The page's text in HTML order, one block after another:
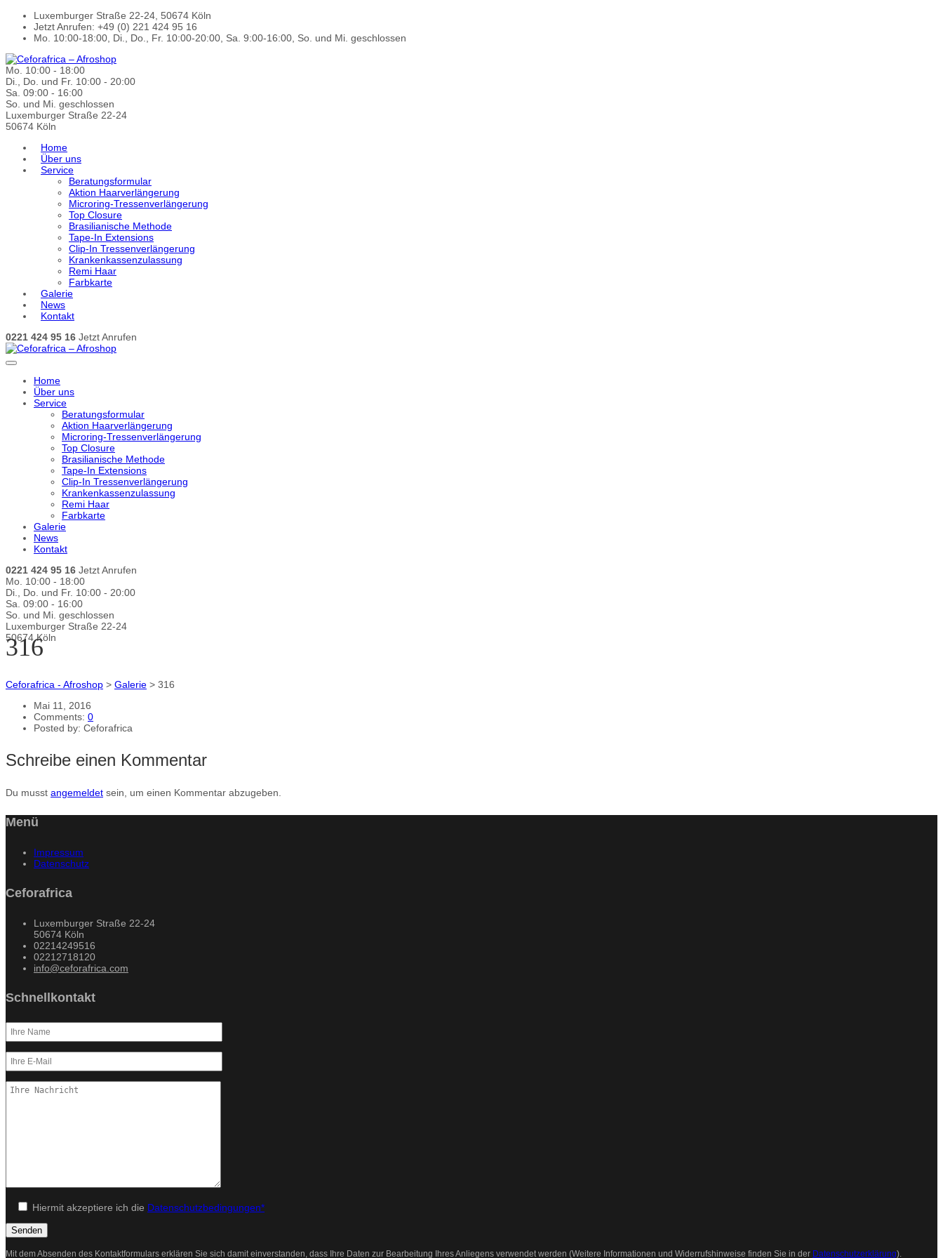
Luxemburger Straße 22-24, 50674 Köln
Jetzt Anrufen: +49 (0) 221 424 95 16
Mo. 10:00-18:00, Di., Do., Fr. 10:00-20:00, Sa. 9:00-16:00, So. und Mi. geschlossen
Mo. 10:00 - 18:00
Di., Do. und Fr. 10:00 - 20:00
Sa. 09:00 - 16:00
So. und Mi. geschlossen
Luxemburger Straße 22-24
50674 Köln
Home
Über uns
Service
Beratungsformular
Aktion Haarverlängerung
Microring-Tressenverlängerung
Top Closure
Brasilianische Methode
Tape-In Extensions
Clip-In Tressenverlängerung
Krankenkassenzulassung
Remi Haar
Farbkarte
Galerie
News
Kontakt
0221 424 95 16 Jetzt Anrufen
Home
Über uns
Service
Beratungsformular
Aktion Haarverlängerung
Microring-Tressenverlängerung
Top Closure
Brasilianische Methode
Tape-In Extensions
Clip-In Tressenverlängerung
Krankenkassenzulassung
Remi Haar
Farbkarte
Galerie
News
Kontakt
0221 424 95 16 Jetzt Anrufen
Mo. 10:00 - 18:00
Di., Do. und Fr. 10:00 - 20:00
Sa. 09:00 - 16:00
So. und Mi. geschlossen
Luxemburger Straße 22-24
50674 Köln
316
Ceforafrica - Afroshop > Galerie > 316
Mai 11, 2016
Comments: 0
Posted by: Ceforafrica
Schreibe einen Kommentar
Du musst angemeldet sein, um einen Kommentar abzugeben.
Menü
Impressum
Datenschutz
Ceforafrica
Luxemburger Straße 22-24
50674 Köln
02214249516
02212718120
info@ceforafrica.com
Schnellkontakt
Hiermit akzeptiere ich die Datenschutzbedingungen*
Mit dem Absenden des Kontaktformulars erklären Sie sich damit einverstanden, dass Ihre Daten zur Bearbeitung Ihres Anliegens verwendet werden (Weitere Informationen und Widerrufshinweise finden Sie in der Datenschutzerklärung).